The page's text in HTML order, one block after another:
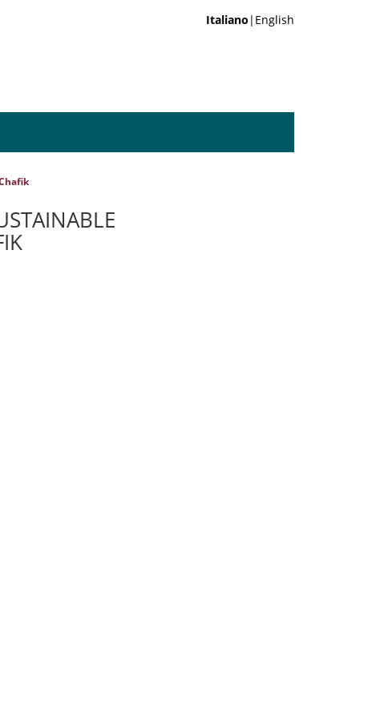
Italiano |English